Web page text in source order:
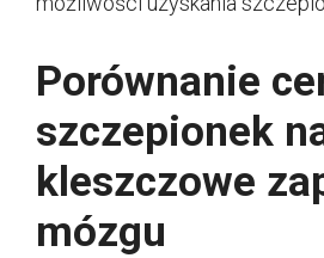
Porównanie
szczepionek
kleszczowe
mózgu